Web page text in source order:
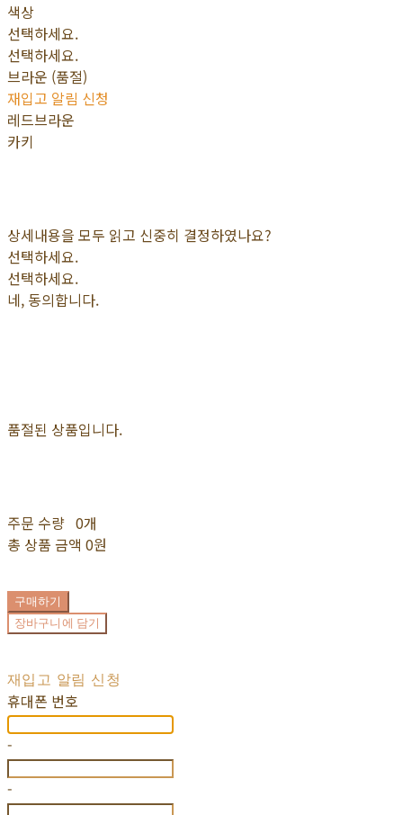
색상
선택하세요.
선택하세요.
브라운 (품절)
재입고 알림 신청
레드브라운
카키
상세내용을 모두 읽고 신중히 결정하였나요?
선택하세요.
선택하세요.
네, 동의합니다.
품절된 상품입니다.
주문 수량 0개
총 상품 금액 0원
구매하기
장바구니에 담기
재입고 알림 신청
휴대폰 번호
-
-